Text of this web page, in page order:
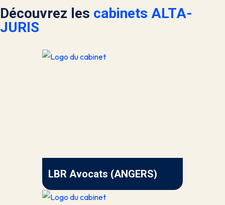
Découvrez les cabinets ALTA-
JURIS
LBR Avocats (ANGERS)